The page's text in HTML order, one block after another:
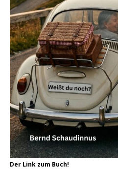
Der Link zum Buch!